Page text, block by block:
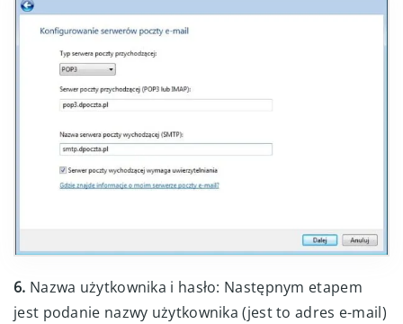
6. Nazwa użytkownika i hasło: Następnym etapem
jest podanie nazwy użytkownika (jest to adres e-mail)